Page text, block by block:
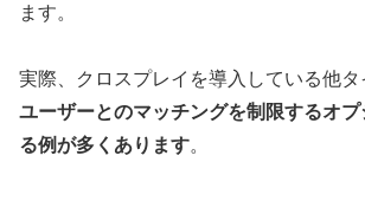
ます。
実際、クロスプレイを導入している他タ
ユーザーとのマッチングを制限するオ
る例が多くあります。